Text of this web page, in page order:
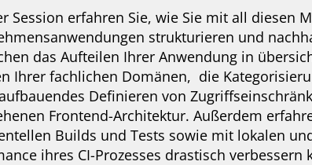
Session erfahren Sie, wie Sie mit all diesen
strukturieren und
das Aufteilen Ihrer Anwendung in
Ihrer fachlichen Domänen, die
Definieren von
Frontend-Architektur. Außerdem
Builds und Tests sowie mit lokalen
ihres CI-Prozesses drastisch verbessern